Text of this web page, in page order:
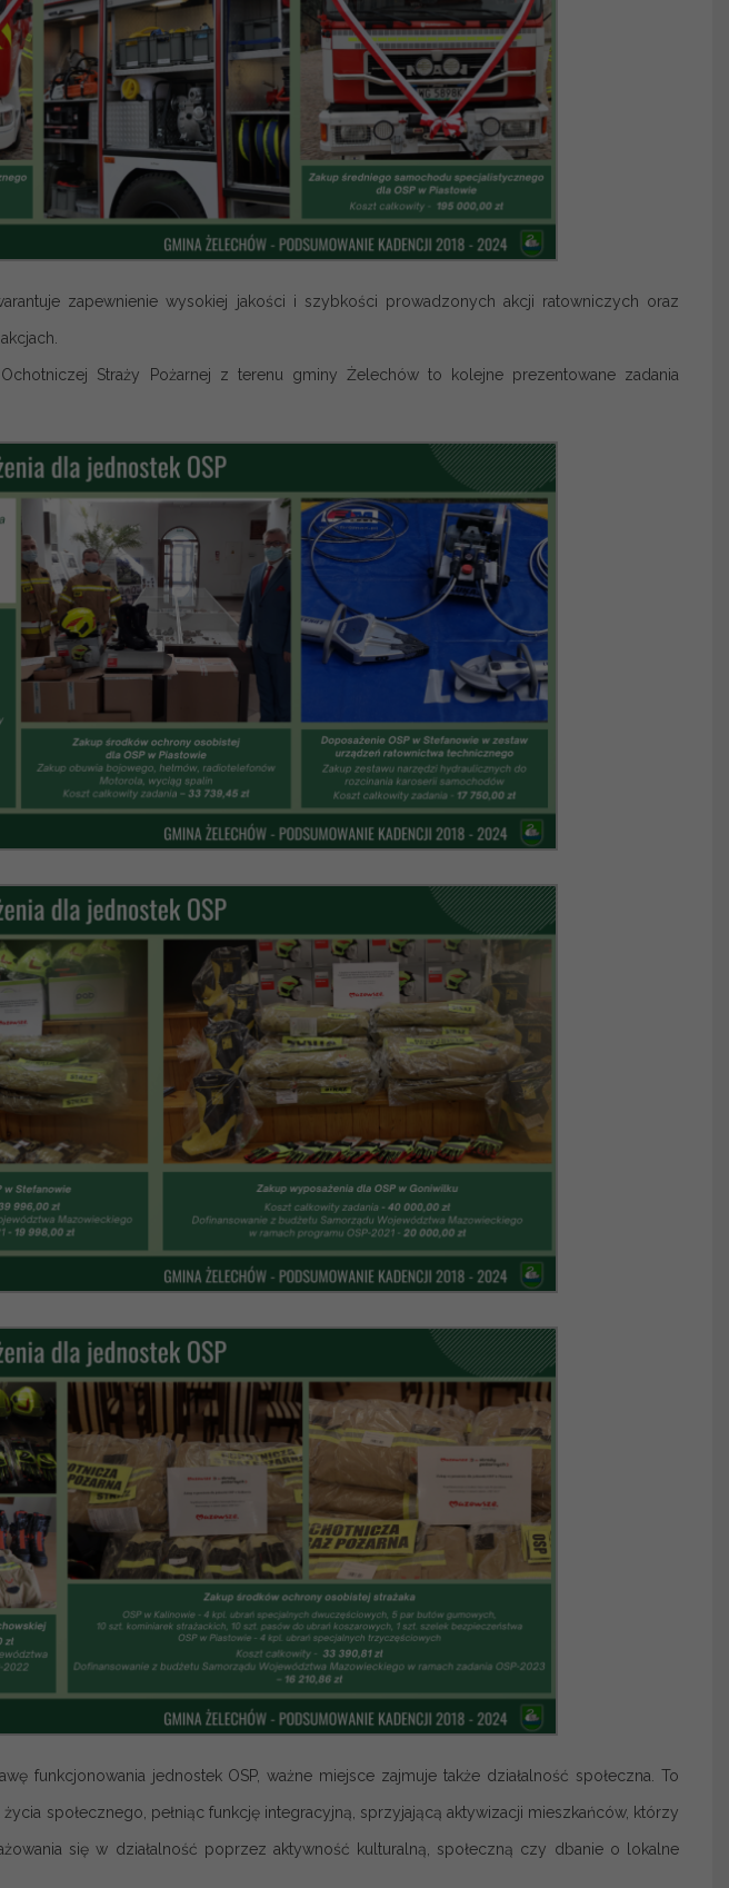
zapewnienie wysokiej jakości i szybkości prowadzonych akcji ratowniczych oraz
Straży Pożarnej z terenu gminy Żelechów to kolejne prezentowane zadania
funkcjonowania jednostek OSP, ważne miejsce zajmuje także działalność społeczna. To
społecznego, pełniąc funkcję integracyjną, sprzyjającą aktywizacji mieszkańców, którzy
się w działalność poprzez aktywność kulturalną, społeczną czy dbanie o lokalne